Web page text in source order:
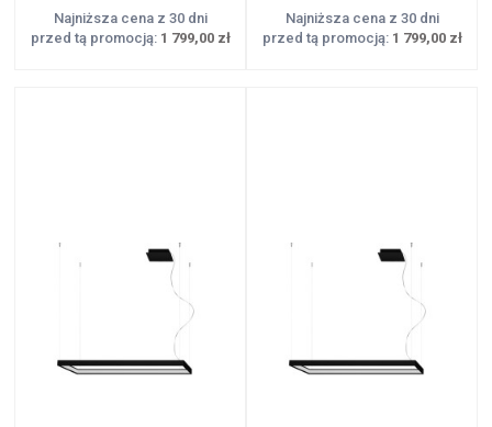
Najniższa cena z 30 dni
przed tą promocją: 1 799,00 zł
Najniższa cena z 30 dni
przed tą promocją: 1 799,00 zł